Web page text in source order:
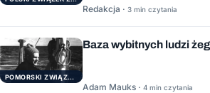
Redakcja · 3 min czytania
POMORSKI ZWIĄZEK ŻEGLARSKI
Baza wybitnych ludzi
Adam Mauks · 4 min czytania